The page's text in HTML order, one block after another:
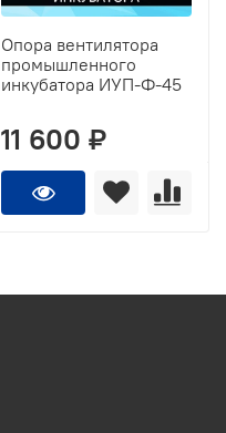
Опора вентилятора
промышленного
инкубатора ИУП-Ф-45
11 600 ₽